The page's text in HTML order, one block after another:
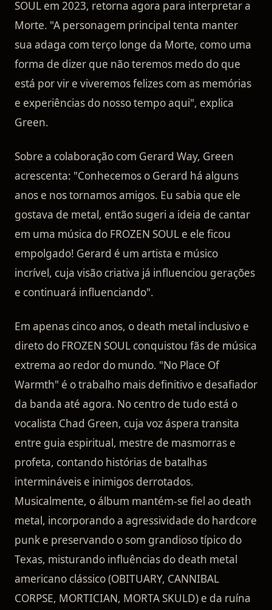
SOUL em 2023, retorna agora para interpretar a
Morte. "A personagem principal tenta manter
sua adaga com terço longe da Morte, como uma
forma de dizer que não teremos medo do que
está por vir e viveremos felizes com as memórias
e experiências do nosso tempo aqui", explica
Green.
Sobre a colaboração com Gerard Way, Green
acrescenta: "Conhecemos o Gerard há alguns
anos e nos tornamos amigos. Eu sabia que ele
gostava de metal, então sugeri a ideia de cantar
em uma música do FROZEN SOUL e ele ficou
empolgado! Gerard é um artista e músico
incrível, cuja visão criativa já influenciou gerações
e continuará influenciando".
Em apenas cinco anos, o death metal inclusivo e
direto do FROZEN SOUL conquistou fãs de música
extrema ao redor do mundo. "No Place Of
Warmth" é o trabalho mais definitivo e desafiador
da banda até agora. No centro de tudo está o
vocalista Chad Green, cuja voz áspera transita
entre guia espiritual, mestre de masmorras e
profeta, contando histórias de batalhas
intermináveis e inimigos derrotados.
Musicalmente, o álbum mantém-se fiel ao death
metal, incorporando a agressividade do hardcore
punk e preservando o som grandioso típico do
Texas, misturando influências do death metal
americano clássico (OBITUARY, CANNIBAL
CORPSE, MORTICIAN, MORTA SKULD) e da ruína